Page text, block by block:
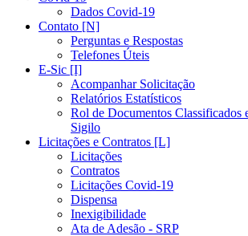
Dados Covid-19
Contato [N]
Perguntas e Respostas
Telefones Úteis
E-Sic [I]
Acompanhar Solicitação
Relatórios Estatísticos
Rol de Documentos Classificados
Sigilo
Licitações e Contratos [L]
Licitações
Contratos
Licitações Covid-19
Dispensa
Inexigibilidade
Ata de Adesão - SRP